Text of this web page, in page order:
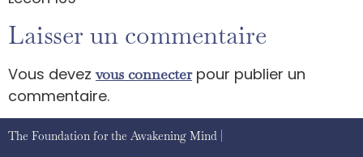
Laisser un commentaire
Vous devezvous connecterpour publier un
commentaire.
The Foundation for the Awakening Mind |